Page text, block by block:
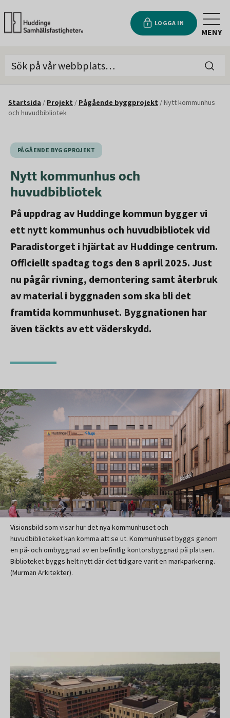
LOGGA IN
MENY
Startsida / Projekt / Pågående byggprojekt / Nytt kommunhus
och huvudbibliotek
PÅGÅENDE BYGGPROJEKT
Nytt kommunhus och
huvudbibliotek
På uppdrag av Huddinge kommun bygger vi
ett nytt kommunhus och huvudbibliotek vid
Paradistorget i hjärtat av Huddinge centrum.
Officiellt spadtag togs den 8 april 2025. Just
nu pågår rivning, demontering samt återbruk
av material i byggnaden som ska bli det
framtida kommunhuset. Byggnationen har
även täckts av ett väderskydd.
Visionsbild som visar hur det nya kommunhuset och
huvudbiblioteket kan komma att se ut. Kommunhuset byggs genom
en på- och ombyggnad av en befintlig kontorsbyggnad på platsen.
Biblioteket byggs helt nytt där det tidigare varit en markparkering.
(Murman Arkitekter).